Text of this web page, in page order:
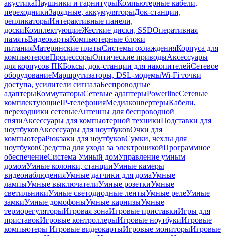
акустикаНаушники и гарнитурыКомпьютерные кабели,
переходникиЗарядные, аккумуляторыДок-станции,
репликаторыИнтерактивные панели,
доскиКомплектующиеЖесткие диски, SSDОперативная
памятьВидеокартыКомпьютерные блоки
питанияМатеринские платыСистемы охлажденияКорпуса для
компьютеровПроцессорыОптические приводыАксессуары
для корпусов ПКБоксы, док-станции для накопителейСетевое
оборудованиеМаршрутизаторы, DSL-модемыWi-Fi точки
доступа, усилители сигналаБеспроводные
адаптерыКоммутаторыСетевые адаптерыPowerlineСетевые
комплектующиеIP-телефонияМедиаконвертерыКабели,
переходники сетевыеАнтенны для беспроводной
связиАксессуары для компьютерной техникиПодставки для
ноутбуковАксессуары для ноутбуковОчки для
компьютераРюкзаки для ноутбуковСумки, чехлы для
ноутбуковСредства для ухода за электроникойПрограммное
обеспечениеСистема Умный домУправление умным
домомУмные колонки, станцииУмные камеры
видеонаблюденияУмные датчики для домаУмные
лампыУмные выключателиУмные розеткиУмные
светильникиУмные светодиодные лентыУмные релеУмные
замкиУмные домофоныУмные карнизыУмные
терморегуляторыИгровая зонаИгровые приставкиИгры для
приставокИгровые контроллерыИгровые ноутбукиИгровые
компьютеры Игровые видеокартыИгровые мониторыИгровые